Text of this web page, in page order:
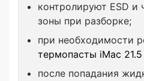
контролируют ESD и
зоны при разборке;
при необходимости
термопасты iMac 21.5
после попадания